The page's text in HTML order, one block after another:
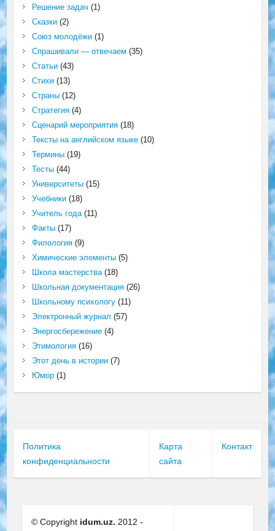
Решение задач (1)
Сказки(2)
Союз молодёжи(1)
Спрашивали — отвечаем (35)
Статьи(43)
Стихи(13)
Страны(12)
Стратегия(4)
Сценарий мероприятия(18)
Тексты на английском языке(10)
Термины(19)
Тесты(44)
Университеты(15)
Учебники(18)
Учитель года(11)
Факты(17)
Филология(9)
Химические элементы(5)
Школа мастерства(18)
Школьная документация(26)
Школьному психологу(11)
Электронный журнал (57)
Энергосбережение(4)
Этимология(16)
Этот день в истории(7)
Юмор(1)
Политика
конфиденциальности
Карта
сайта
Контакт
© Copyright idum.uz. 2012 -